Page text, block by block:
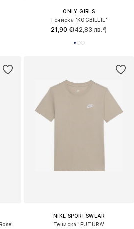
ONLY GIRLS
Тениска 'KOGBILLIE'
21,90 €(42,83 лв.³)
NIKE SPORTSWEAR
Тениска 'FUTURA'